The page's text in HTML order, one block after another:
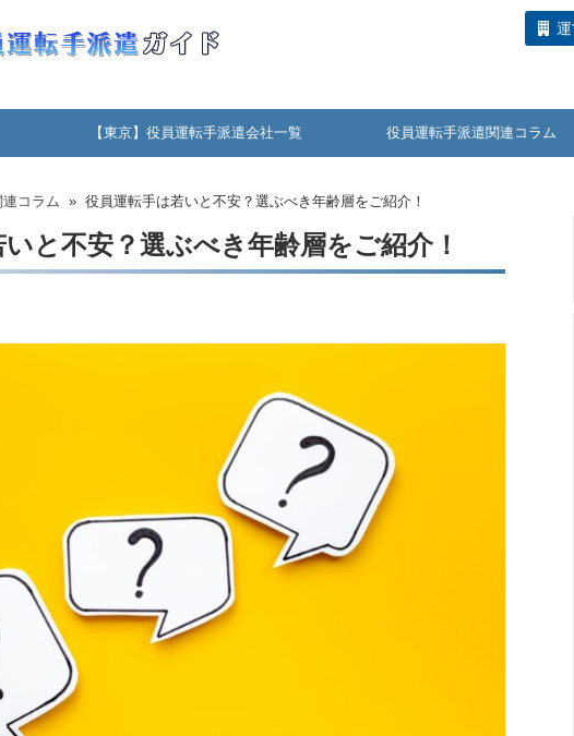
【東京】役員運転手派遣会社一覧 役員運転手派遣関連コラム
コラム » 役員運転手は若いと不安？選ぶべき年齢層をご紹介！
と不安？選ぶべき年齢層をご紹介！